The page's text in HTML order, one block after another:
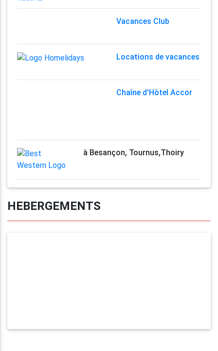
Vacances Club
Locations de vacances
Chaîne d'Hôtel Accor
à Besançon, Tournus,Thoiry
HEBERGEMENTS